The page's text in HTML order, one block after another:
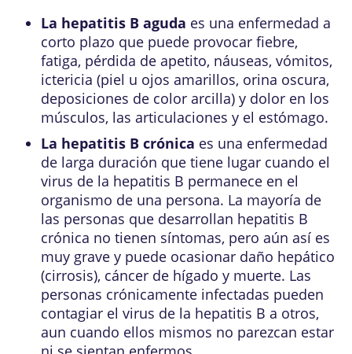
La hepatitis B aguda es una enfermedad a
corto plazo que puede provocar fiebre,
fatiga, pérdida de apetito, náuseas, vómitos,
ictericia (piel u ojos amarillos, orina oscura,
deposiciones de color arcilla) y dolor en los
músculos, las articulaciones y el estómago.
La hepatitis B crónica es una enfermedad
de larga duración que tiene lugar cuando el
virus de la hepatitis B permanece en el
organismo de una persona. La mayoría de
las personas que desarrollan hepatitis B
crónica no tienen síntomas, pero aún así es
muy grave y puede ocasionar daño hepático
(cirrosis), cáncer de hígado y muerte. Las
personas crónicamente infectadas pueden
contagiar el virus de la hepatitis B a otros,
aun cuando ellos mismos no parezcan estar